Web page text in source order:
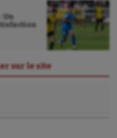
Un
sur le site